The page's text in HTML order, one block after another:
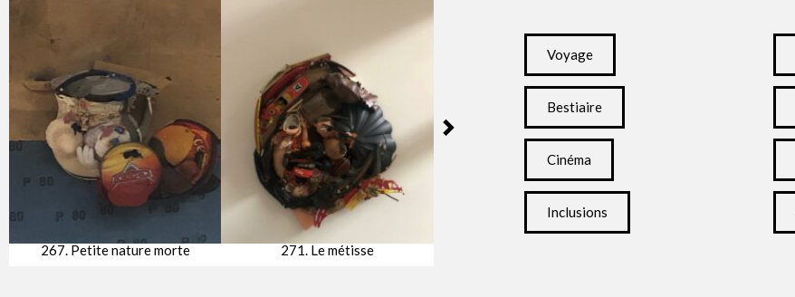
267. Petite nature morte 271. Le métisse
Voyage
Bestiaire
Cinéma
Inclusions